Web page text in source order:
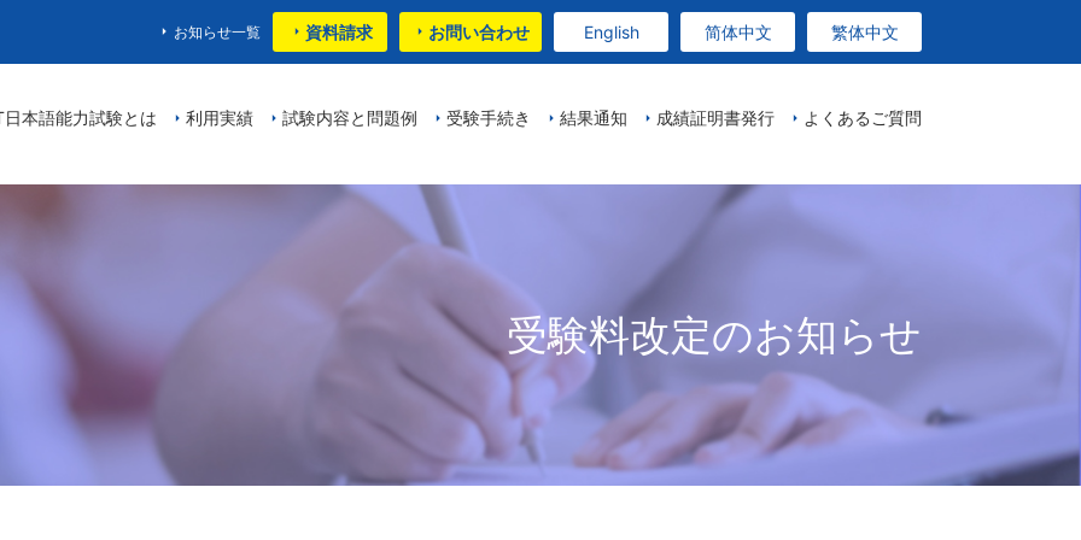
本語能力試験とは 利用実績 試験内容と問題例 受験手続き 結果通知 成績証明書発行 よくあるご質問
お知らせ一覧 資料請求 お問い合わせ English 简体中文 繁体中文
受験料改定のお知らせ